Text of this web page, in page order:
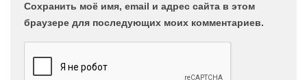
Сохранить моё имя, email и адрес сайта в этом
браузере для последующих моих комментариев.